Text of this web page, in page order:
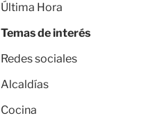
Última Hora
Temas de interés
Redes sociales
Alcaldías
Cocina